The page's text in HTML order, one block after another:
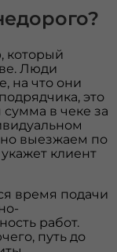
который
Люди
на что они
это
сумма в чеке за
выезжаем по
клиент
время подачи
работ.
путь до